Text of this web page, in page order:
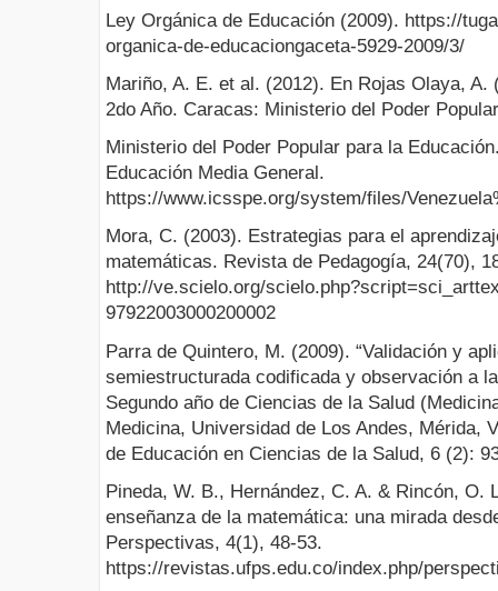
Ley Orgánica de Educación (2009). https://
organica-de-educaciongaceta-5929-2009/3/
Mariño, A. E. et al. (2012). En Rojas Olaya,
2do Año. Caracas: Ministerio del Poder
Ministerio del Poder Popular para la
Educación Media General.
https://www.icsspe.org/system/files/
Mora, C. (2003). Estrategias para el
matemáticas. Revista de Pedagogía, 24(70),
http://ve.scielo.org/
97922003000200002
Parra de Quintero, M. (2009). “Validación y
semiestructurada codificada y observación a
Segundo año de Ciencias de la Salud
Medicina, Universidad de Los Andes, Mérida,
de Educación en Ciencias de la Salud, 6 (2):
Pineda, W. B., Hernández, C. A. & Rincón, O.
enseñanza de la matemática: una mirada
Perspectivas, 4(1), 48-53.
https://revistas.ufps.edu.co/index.php/